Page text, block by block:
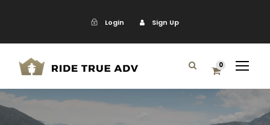
Login Sign Up
0